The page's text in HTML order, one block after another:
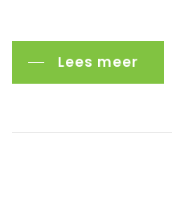
Lees meer